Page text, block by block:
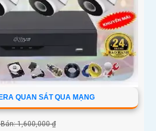
QUAN SÁT QUA MẠNG
1,600,000 ₫